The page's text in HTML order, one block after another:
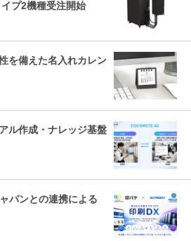
プ2機種受注開始
を備えた名入れカレン
ル作成・ナレッジ基盤
パンとの連携による